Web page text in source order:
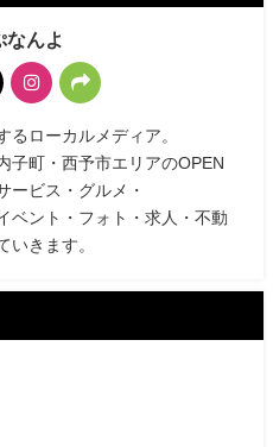
なんよ
るローカルメディア。
子町・西予市エリアのOPEN
ービス・グルメ・
ベント・フォト・求人・不動
いきます。